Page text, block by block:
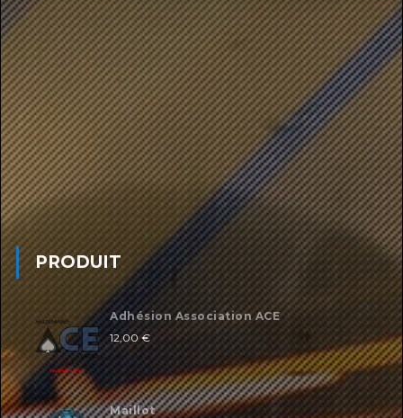
PRODUIT
Adhésion Association ACE
12,00€
Maillot